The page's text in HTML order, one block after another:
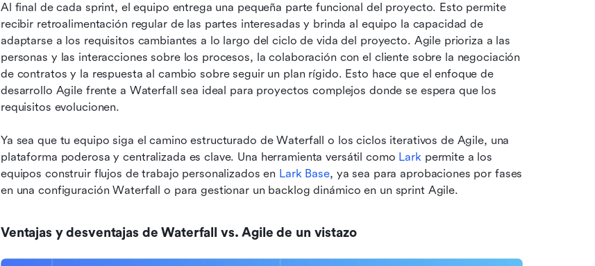
Al final de cada sprint, el equipo entrega una pequeña parte funcional del proyecto. Esto permite
recibir retroalimentación regular de las partes interesadas y brinda al equipo la capacidad de
adaptarse a los requisitos cambiantes a lo largo del ciclo de vida del proyecto. Agile prioriza a las
personas y las interacciones sobre los procesos, la colaboración con el cliente sobre la negociación
de contratos y la respuesta al cambio sobre seguir un plan rígido. Esto hace que el enfoque de
desarrollo Agile frente a Waterfall sea ideal para proyectos complejos donde se espera que los
requisitos evolucionen.
Ya sea que tu equipo siga el camino estructurado de Waterfall o los ciclos iterativos de Agile, una
plataforma poderosa y centralizada es clave. Una herramienta versátil como Lark permite a los
equipos construir flujos de trabajo personalizados en Lark Base, ya sea para aprobaciones por fases
en una configuración Waterfall o para gestionar un backlog dinámico en un sprint Agile.
Ventajas y desventajas de Waterfall vs. Agile de un vistazo